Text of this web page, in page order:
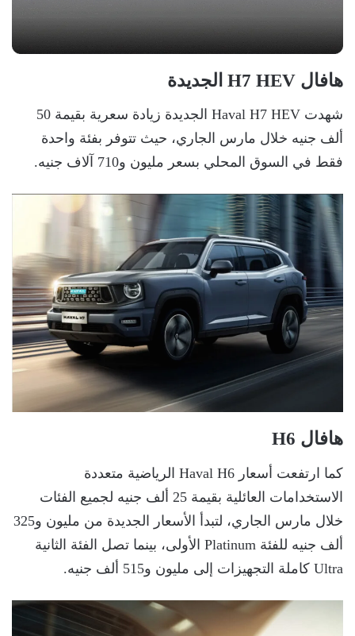
هافال H7 HEV الجديدة
شهدت Haval H7 HEV الجديدة زيادة سعرية بقيمة 50
ألف جنيه خلال مارس الجاري، حيث تتوفر بفئة واحدة
فقط في السوق المحلي بسعر مليون و710 آلاف جنيه.
هافال H6
كما ارتفعت أسعار Haval H6 الرياضية متعددة
الاستخدامات العائلية بقيمة 25 ألف جنيه لجميع الفئات
خلال مارس الجاري، لتبدأ الأسعار الجديدة من مليون و325
ألف جنيه للفئة Platinum الأولى، بينما تصل الفئة الثانية
Ultra كاملة التجهيزات إلى مليون و515 ألف جنيه.